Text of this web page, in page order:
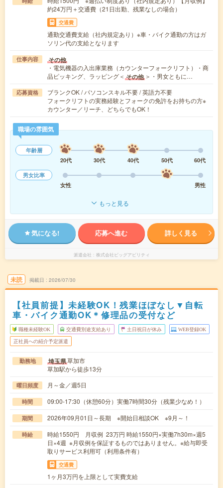
約24万円＋交通費（21日出勤、残業なしの場合）
交通費
通勤交通費支給（社内規定あり）※車・バイク通勤の方はガ
ソリン代の支給となります
仕事内容 その他
・電気機器の入出庫業務（カウンターフォークリフト）・商
品ピッキング、ラッピング＜ その他 ＞・男女ともに…
応募資格
ブランクOK / パソコンスキル不要 / 英語力不要
フォークリフトの実務経験とフォークの免許をお持ちの方※
カウンター／リーチ、どちらでもOK！
職場の雰囲気
年齢層
20代
30代 40代 50代
60代
男女比率
女性
男性
もっと見る
気になる! 応募へ進む 詳しく見る
派遣会社 株式会社ビッグアビリティ
未読 掲載日 2026/07/30
【社員前提】未経験OK！残業ほぼなし▼自転
車・バイク通勤OK＊修理品の受付など
職種未経験OK 交通費別途支給あり 土日祝日が休み WEB登録OK
正社員への紹介予定派遣
勤務地 埼玉県草加市
草加駅から徒歩13分
曜日頻度 月～金／週5日
時間 09:00-17:30（休憩60分）実働7時間30分（残業少なめ！）
期間 2026年09月01日～長期 ※開始日相談OK ※9月～！
時給
時給1550円 月収例 23万円 時給1550円×実働7h30m×週5
日×4週 ※月収例を保証するものではありません。※給与即受
取りサービス利用可（利用条件有）
交通費
1ヶ月3万円を上限として実費支給